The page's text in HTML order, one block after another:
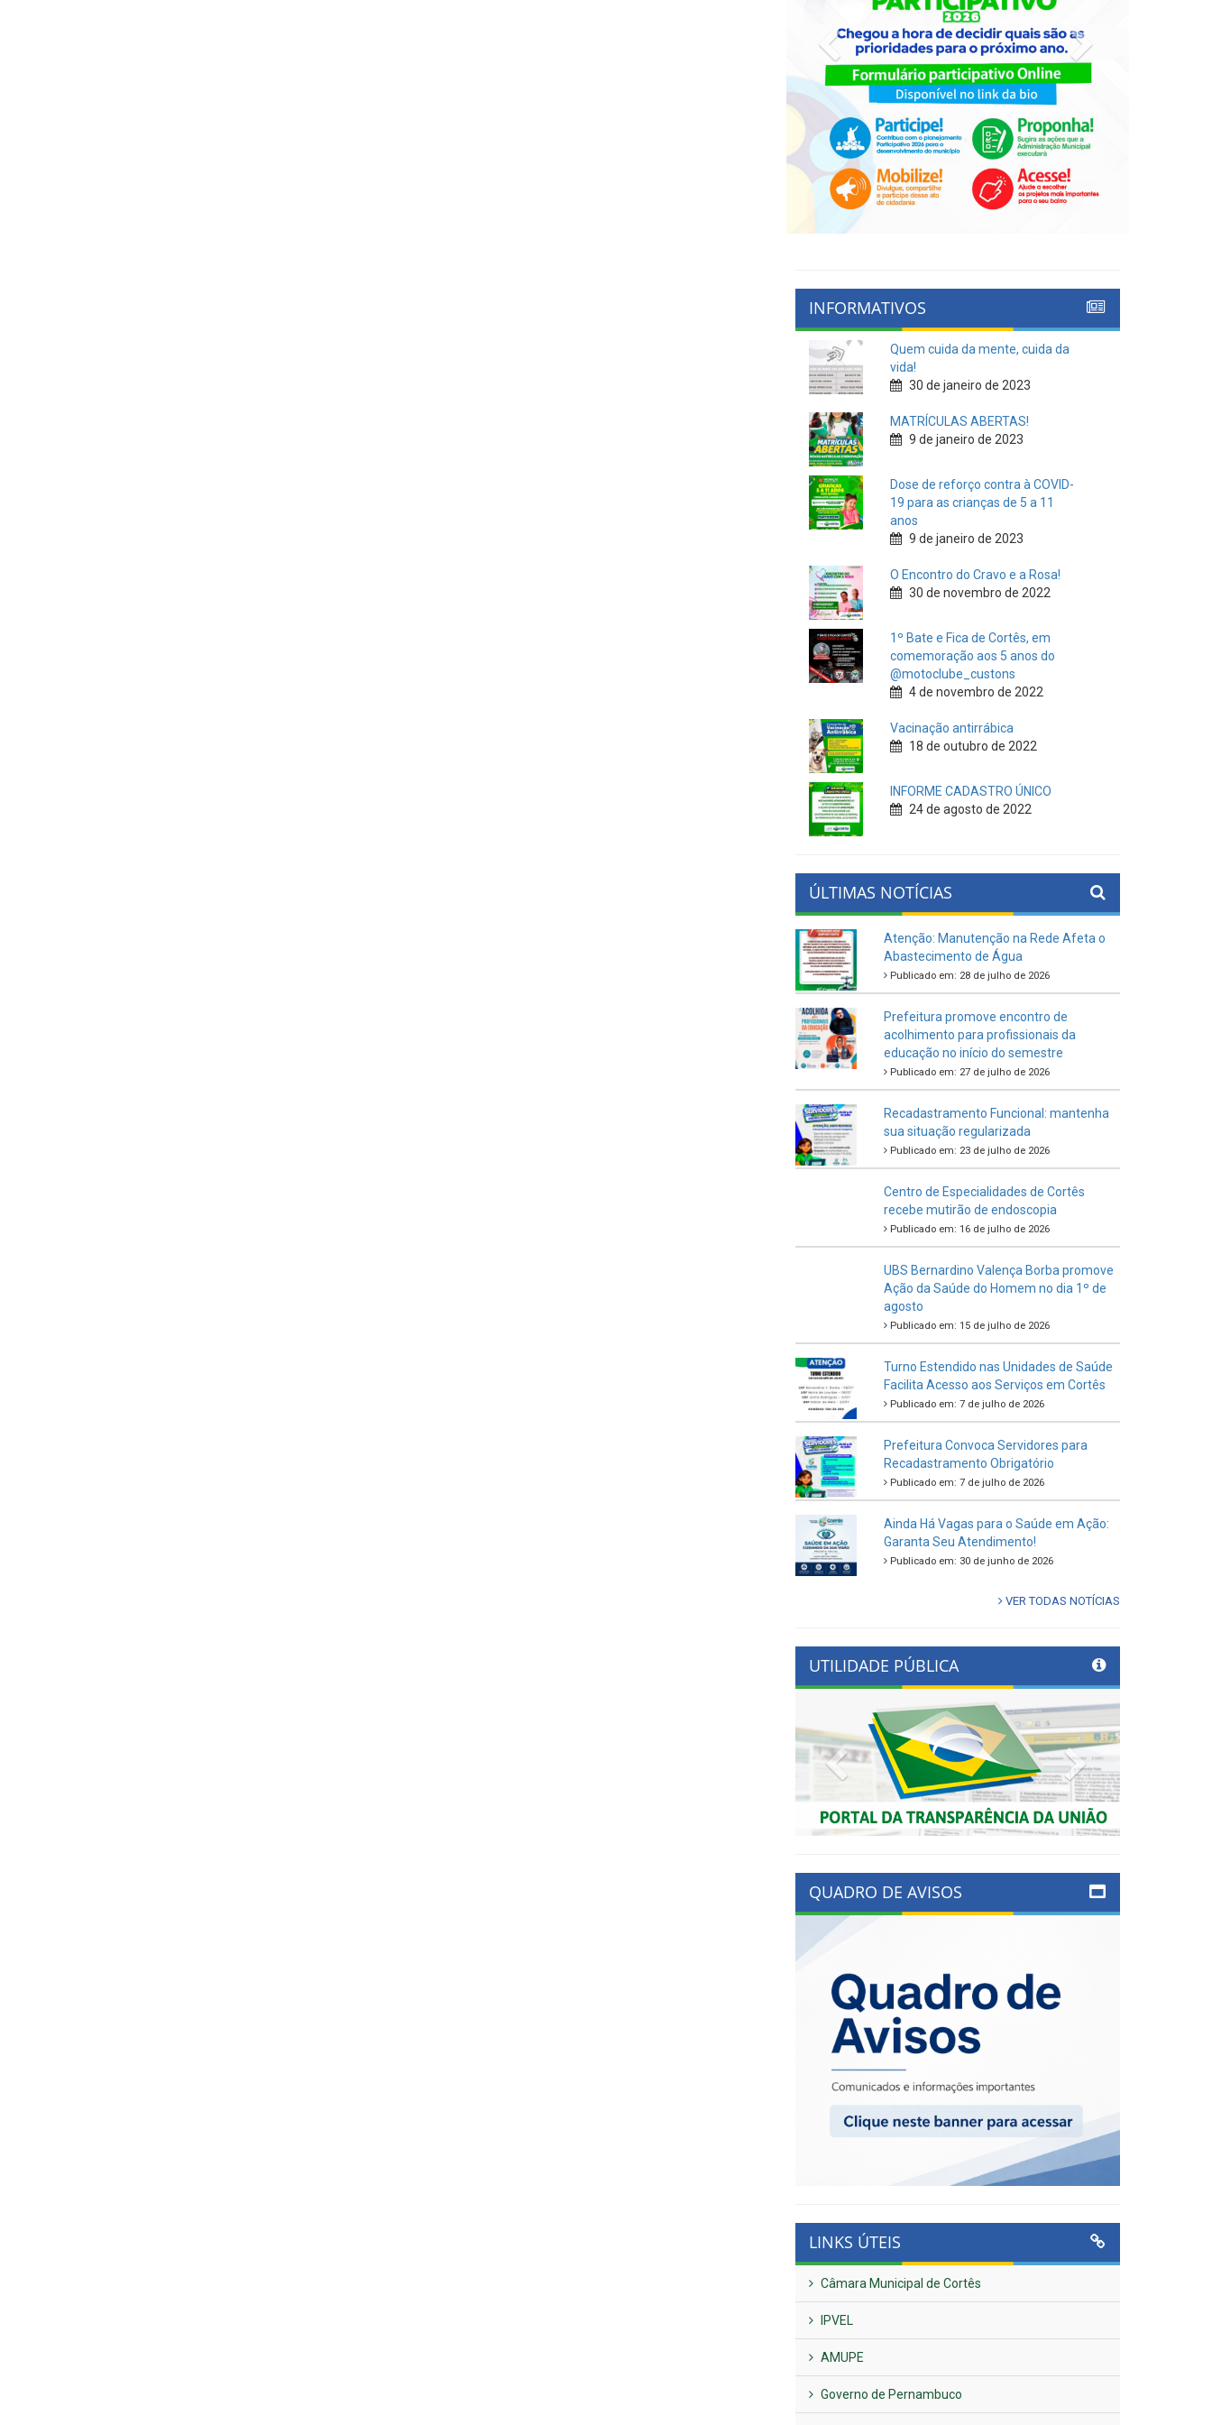
Previous
INFORMATIVOS
Quem cuida da mente, cuida da
vida!
30 de janeiro de 2023
MATRÍCULAS ABERTAS!
9 de janeiro de 2023
Dose de reforço contra à COVID-
19 para as crianças de 5 a 11
anos
9 de janeiro de 2023
O Encontro do Cravo e a Rosa!
30 de novembro de 2022
1º Bate e Fica de Cortês, em
comemoração aos 5 anos do
@motoclube_custons
4 de novembro de 2022
Vacinação antirrábica
18 de outubro de 2022
INFORME CADASTRO ÚNICO
24 de agosto de 2022
ÚLTIMAS NOTÍCIAS
Atenção: Manutenção na Rede Afeta o
Abastecimento de Água
Publicado em: 28 de julho de 2026
Prefeitura promove encontro de
acolhimento para profissionais da
educação no início do semestre
Publicado em: 27 de julho de 2026
Recadastramento Funcional: mantenha
sua situação regularizada
Publicado em: 23 de julho de 2026
Centro de Especialidades de Cortês
recebe mutirão de endoscopia
Publicado em: 16 de julho de 2026
UBS Bernardino Valença Borba promove
Ação da Saúde do Homem no dia 1º de
agosto
Publicado em: 15 de julho de 2026
Turno Estendido nas Unidades de Saúde
Facilita Acesso aos Serviços em Cortês
Publicado em: 7 de julho de 2026
Prefeitura Convoca Servidores para
Recadastramento Obrigatório
Publicado em: 7 de julho de 2026
Ainda Há Vagas para o Saúde em Ação:
Garanta Seu Atendimento!
Publicado em: 30 de junho de 2026
VER TODAS NOTÍCIAS
UTILIDADE PÚBLICA
Previous Next
QUADRO DE AVISOS
LINKS ÚTEIS
Câmara Municipal de Cortês
IPVEL
AMUPE
Governo de Pernambuco